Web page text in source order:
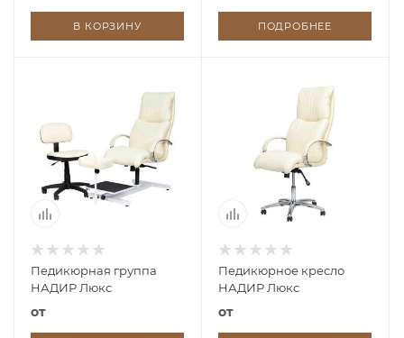
В КОРЗИНУ ПОДРОБНЕЕ
Педикюрная группа
НАДИР Люкс
от
Педикюрное кресло
НАДИР Люкс
от